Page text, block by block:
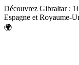
Découvrez Gibraltar :
Espagne et Royaume-
🌍